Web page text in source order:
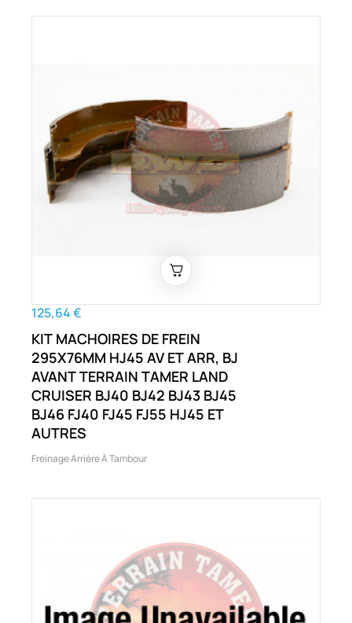
125,64 €
KIT MACHOIRES DE FREIN
295X76MM HJ45 AV ET ARR, BJ
AVANT TERRAIN TAMER LAND
CRUISER BJ40 BJ42 BJ43 BJ45
BJ46 FJ40 FJ45 FJ55 HJ45 ET
AUTRES
Freinage Arrière À Tambour